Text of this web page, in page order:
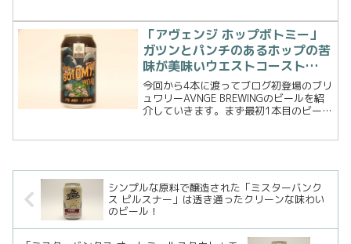
ニードル（松）のような香りが特徴で、
アメリカンクラフ...
「アヴェンジ ホップボトミー」
ガツンとパンチのあるホップの苦
味が美味いウエストコースト
IPA！
今回から4本に渡ってブログ初登場のブリ
ュワリーAVNGE BREWINGのビールを紹
介していきます。まず最初1本目のビール
シンプルな原料で醸造された「ミスターバンク
ス ピルスナー」は透き通ったクリーンな味わい
のビール！